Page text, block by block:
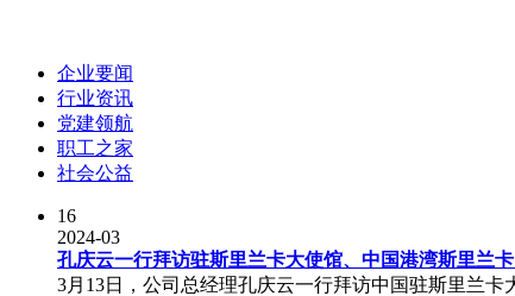
企业要闻
行业资讯
党建领航
职工之家
社会公益
16
2024-03
孔庆云一行拜访驻斯里兰卡大使馆、中国港湾斯里兰卡
3月13日，公司总经理孔庆云一行拜访中国驻斯里兰